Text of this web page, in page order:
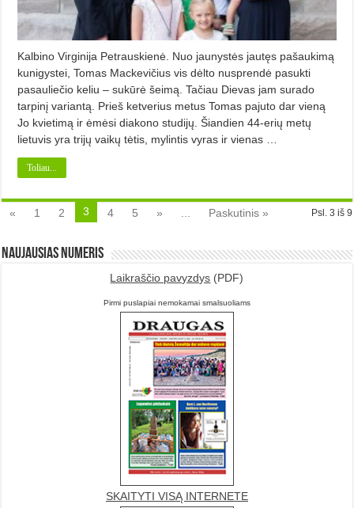
Kalbino Virginija Petrauskienė. Nuo jaunystės jautęs pašaukimą
kunigystei, Tomas Mackevičius vis dėlto nusprendė pasukti
pasauliečio keliu – sukūrė šeimą. Tačiau Dievas jam surado
tarpinį variantą. Prieš ketverius metus Tomas pajuto dar vieną
Jo kvietimą ir ėmėsi diakono studijų. Šiandien 44-erių metų
lietuvis yra trijų vaikų tėtis, mylintis vyras ir vienas …
Toliau...
Psl. 3 iš 9
« 1 2 3 4 5 » Paskutinis »
Naujausias numeris
Laikraščio pavyzdys (PDF)
Pirmi puslapiai nemokamai smalsuoliams
SKAITYTI VISĄ INTERNETE